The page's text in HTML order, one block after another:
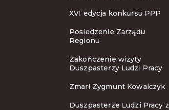
XVI edycja konkursu PPP
Posiedzenie Zarządu
Regionu
Zakończenie wizyty
Duszpasterzy Ludzi Pracy
Zmarł Zygmunt Kowalczyk
Duszpasterze Ludzi Pracy z